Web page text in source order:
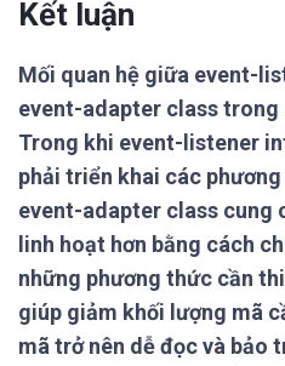
Kết luận
Mối quan hệ giữa event-
event-adapter class trong
Trong khi event-listener
phải triển khai các
event-adapter class cung
linh hoạt hơn bằng cách
những phương thức cần
giúp giảm khối lượng mã
mã trở nên dễ đọc và bảo